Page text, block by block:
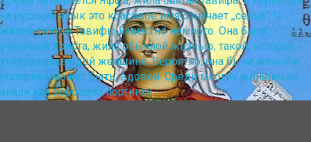
на русский язык это красивое имя означает ,,серна". О
жизни святой Тавифы известно немного. Она была
ученицей Христа, жила обычной жизнью, такой, которая
уготована каждой женщине. Вероятно, она была женой и
матерью, может быть, вдовой. Среди многих женщин ее
знали как хорошую портниху.